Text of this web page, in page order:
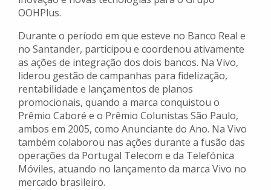
OOHPlus.
Durante o período em que esteve no Banco Real e
no Santander, participou e coordenou ativamente
as ações de integração dos dois bancos. Na Vivo,
liderou gestão de campanhas para fidelização,
rentabilidade e lançamentos de planos
promocionais, quando a marca conquistou o
Prêmio Caboré e o Prêmio Colunistas São Paulo,
ambos em 2005, como Anunciante do Ano. Na Vivo
também colaborou nas ações durante a fusão das
operações da Portugal Telecom e da Telefónica
Móviles, atuando no lançamento da marca Vivo no
mercado brasileiro.